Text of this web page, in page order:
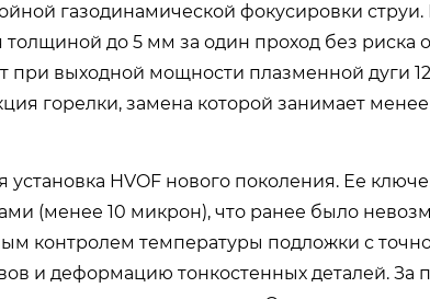
газодинамической фокусировки струи.
до 5 мм за один проход без риска
при выходной мощности плазменной дуги
горелки, замена которой занимает
HVOF нового поколения. Ее
(менее 10 микрон), что ранее было
контролем температуры подложки с
и деформацию тонкостенных деталей. За